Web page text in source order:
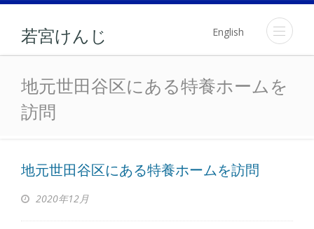
若宮けんじ English
地元世田谷区にある特養
地元世田谷区にある特養ホームを
訪問
地元世田谷区にある特養ホームを訪問
2020年12月